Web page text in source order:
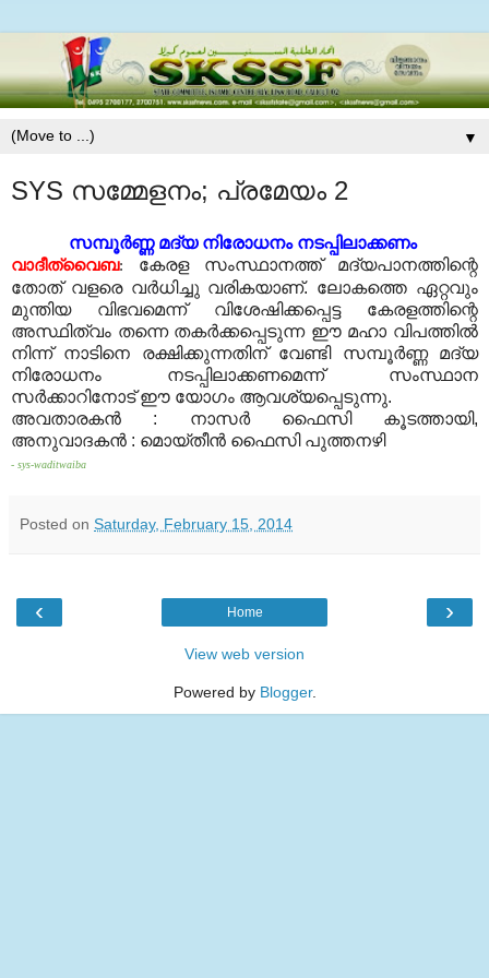
▼
SYS സമ്മേളനം; പ്രമേയം 2
സമ്പൂര്‍ണ്ണ മദ്യ നിരോധനം നടപ്പിലാക്കണം
വാദീത്വൈബ: കേരള സംസ്ഥാനത്ത് മദ്യപാനത്തിന്റെ
തോത് വളരെ വര്‍ധിച്ചു വരികയാണ്. ലോകത്തെ ഏറ്റവും
മുന്തിയ വിഭവമെന്ന് വിശേഷിക്കപ്പെട്ട കേരളത്തിന്റെ
അസ്ഥിത്വം തന്നെ തകര്‍ക്കപ്പെടുന്ന ഈ മഹാ വിപത്തില്‍
നിന്ന് നാടിനെ രക്ഷിക്കുന്നതിന് വേണ്ടി സമ്പൂര്‍ണ്ണ മദ്യ
നിരോധനം നടപ്പിലാക്കണമെന്ന് സംസ്ഥാന
സര്‍ക്കാറിനോട് ഈ യോഗം ആവശ്യപ്പെടുന്നു.
അവതാരകന്‍ : നാസര്‍ ഫൈസി കൂടത്തായി,
അനുവാദകന്‍ : മൊയ്തീന്‍ ഫൈസി പുത്തനഴി
- sys-waditwaiba
Posted on Saturday, February 15, 2014
‹ ›
Home
View web version
Powered by Blogger.